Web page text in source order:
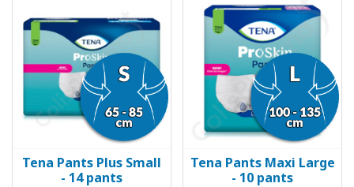
Tena Pants Plus Small
- 14 pants
Tena Pants Maxi Large
- 10 pants